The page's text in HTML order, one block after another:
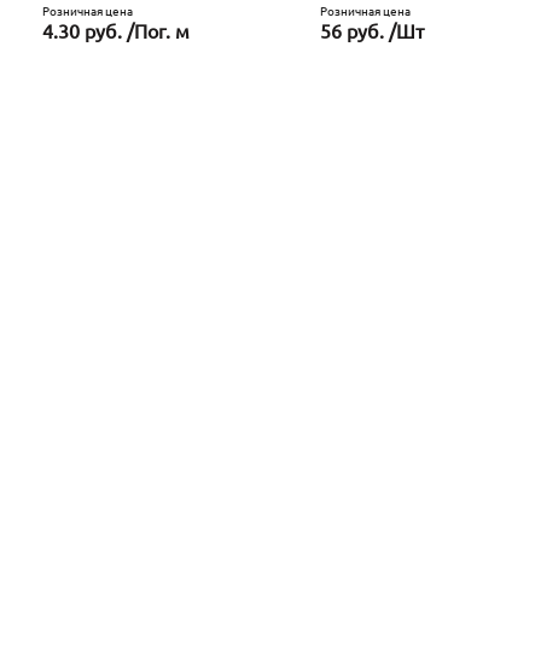
Розничная цена
4.30 руб. /Пог. м
Розничная цена
56 руб. /Шт